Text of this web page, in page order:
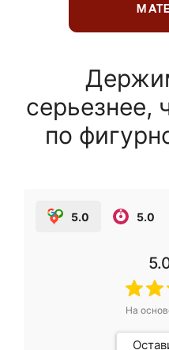
серьезнее,
по
5.0 5.0
На